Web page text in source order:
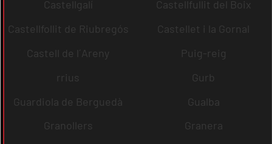
Castellgalí
Castellfullit del Boix
Castellfollit de Riubregós
Castellet i la Gornal
Castell de l´Areny
Puig-reig
rrius
Gurb
Guardiola de Berguedà
Gualba
Granollers
Granera